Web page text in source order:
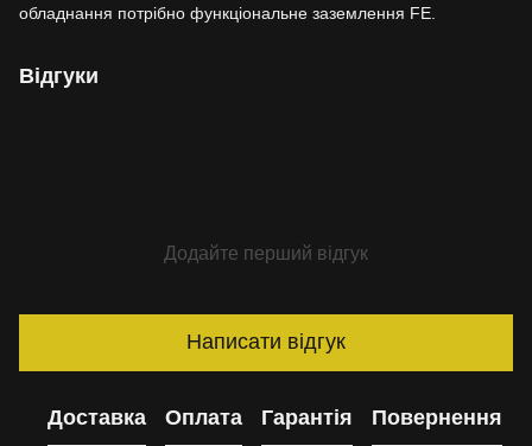
обладнання потрібно функціональне заземлення FE.
Відгуки
Додайте перший відгук
Написати відгук
Доставка Оплата Гарантія Повернення